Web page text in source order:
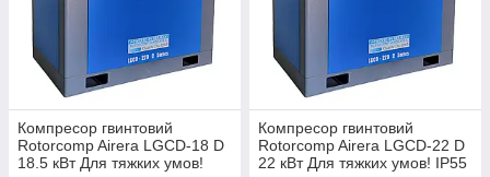
Компресор гвинтовий
Rotorcomp Airera LGCD-18 D
18.5 кВт Для тяжких умов!
Компресор гвинтовий
Rotorcomp Airera LGCD-22 D
22 кВт Для тяжких умов! IP55